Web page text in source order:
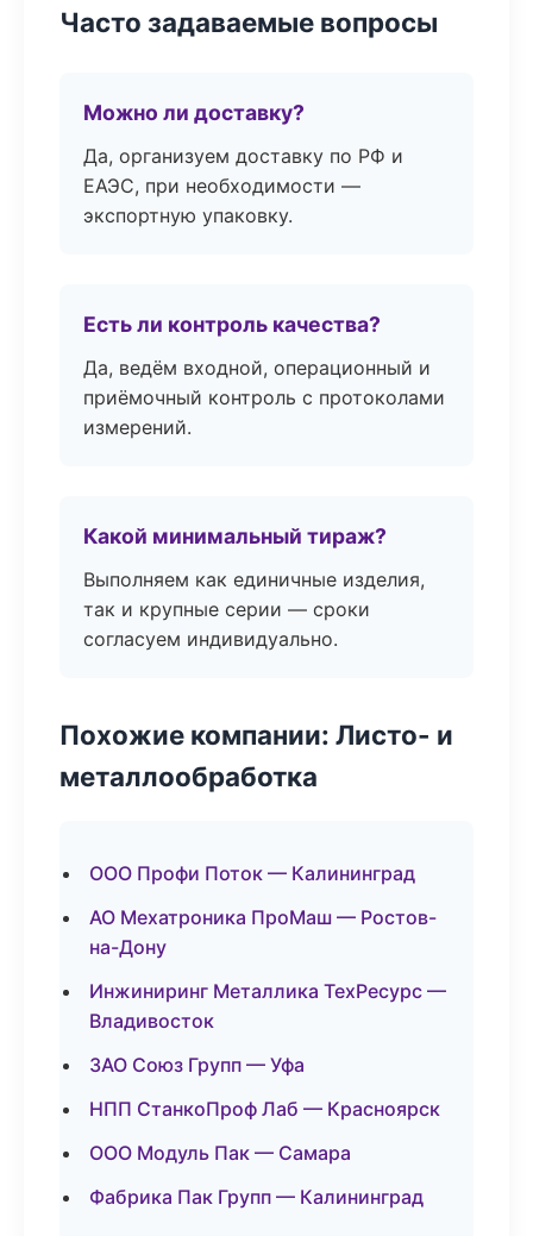
Часто задаваемые вопросы
Можно ли доставку?
Да, организуем доставку по РФ и
ЕАЭС, при необходимости —
экспортную упаковку.
Есть ли контроль качества?
Да, ведём входной, операционный и
приёмочный контроль с протоколами
измерений.
Какой минимальный тираж?
Выполняем как единичные изделия,
так и крупные серии — сроки
согласуем индивидуально.
Похожие компании: Листо- и
металлообработка
ООО Профи Поток — Калининград
АО Мехатроника ПроМаш — Ростов-
на-Дону
Инжиниринг Металлика ТехРесурс —
Владивосток
ЗАО Союз Групп — Уфа
НПП СтанкоПроф Лаб — Красноярск
ООО Модуль Пак — Самара
Фабрика Пак Групп — Калининград